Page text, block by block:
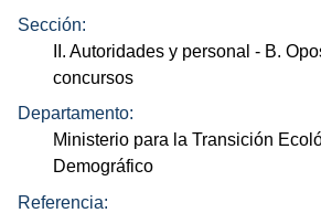
Sección:
II. Autoridades y personal - B.
concursos
Departamento:
Ministerio para la Transición
Demográfico
Referencia: